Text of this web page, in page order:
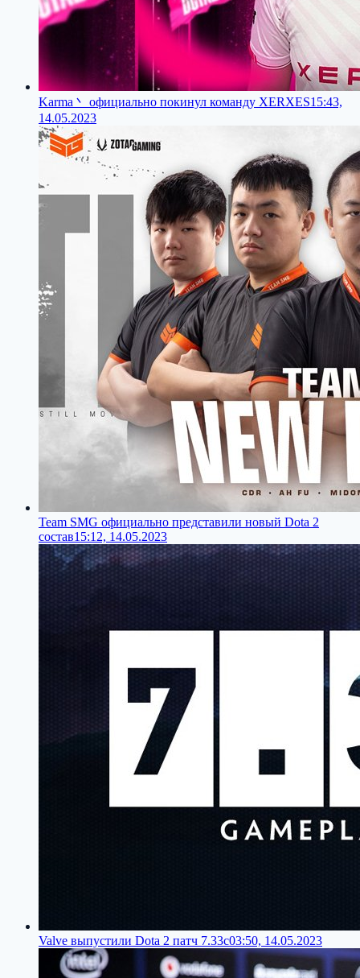
Karma丶 официально покинул команду XERXES15:43,
14.05.2023
Team SMG официально представили новый Dota 2
состав15:12, 14.05.2023
Valve выпустили Dota 2 патч 7.33c03:50, 14.05.2023